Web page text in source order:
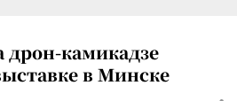
дрон-камикадзе
в Минске